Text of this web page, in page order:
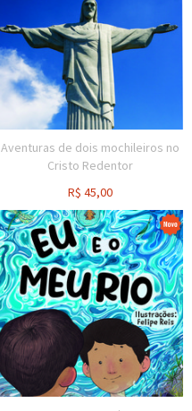
Aventuras de dois mochileiros no
Cristo Redentor
R$ 45,00